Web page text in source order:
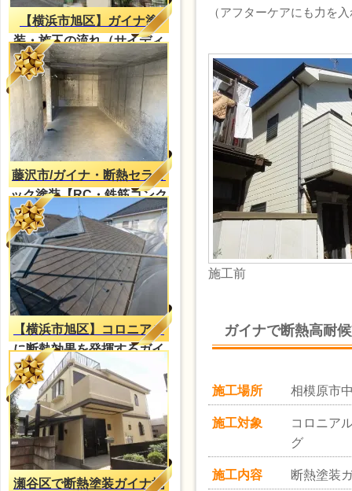
【横浜市旭区】ガイナ塗
装・施工の流れ（サイディ
ング外壁）
藤沢市/ガイナ・断熱セラミ
ック塗装【RC・鉄筋コンク
リートの結露対策】
【横浜市旭区】コロニアル
に断熱効果を発揮するガイ
ナ塗装
瀬谷区で断熱塗装ガイナ抗
（アフターケアにも力を
施工前
ガイナで断熱高耐
施工場所 相模原市
施工対象
コロニア
グ
施工内容 断熱塗装